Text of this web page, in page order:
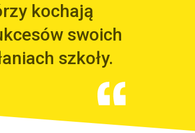
kochają
swoich
szkoły.